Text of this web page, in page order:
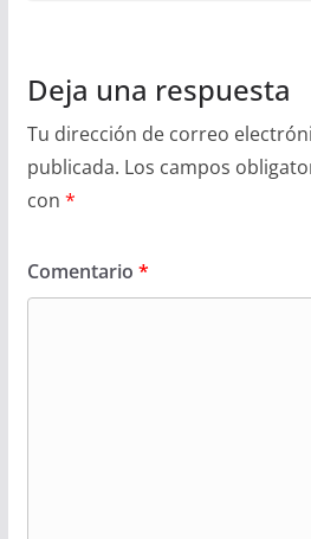
Deja una respuesta
Tu dirección de correo
publicada. Los campos
con *
Comentario *